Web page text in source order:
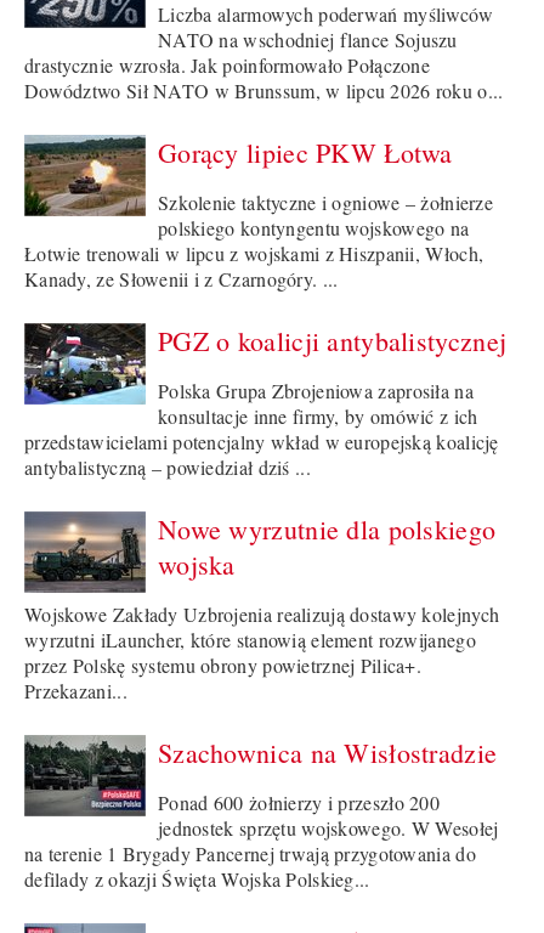
Liczba alarmowych poderwań myśliwców
NATO na wschodniej flance Sojuszu
drastycznie wzrosła. Jak poinformowało Połączone
Dowództwo Sił NATO w Brunssum, w lipcu 2026 roku o...
Gorący lipiec PKW Łotwa
Szkolenie taktyczne i ogniowe – żołnierze
polskiego kontyngentu wojskowego na
Łotwie trenowali w lipcu z wojskami z Hiszpanii, Włoch,
Kanady, ze Słowenii i z Czarnogóry. ...
PGZ o koalicji antybalistycznej
Polska Grupa Zbrojeniowa zaprosiła na
konsultacje inne firmy, by omówić z ich
przedstawicielami potencjalny wkład w europejską koalicję
antybalistyczną – powiedział dziś ...
Nowe wyrzutnie dla polskiego
wojska
Wojskowe Zakłady Uzbrojenia realizują dostawy kolejnych
wyrzutni iLauncher, które stanowią element rozwijanego
przez Polskę systemu obrony powietrznej Pilica+.
Przekazani...
Szachownica na Wisłostradzie
Ponad 600 żołnierzy i przeszło 200
jednostek sprzętu wojskowego. W Wesołej
na terenie 1 Brygady Pancernej trwają przygotowania do
defilady z okazji Święta Wojska Polskieg...